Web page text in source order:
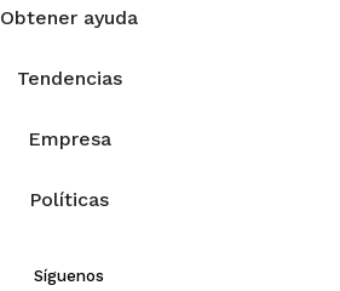
Obtener ayuda
Tendencias
Empresa
Políticas
Síguenos